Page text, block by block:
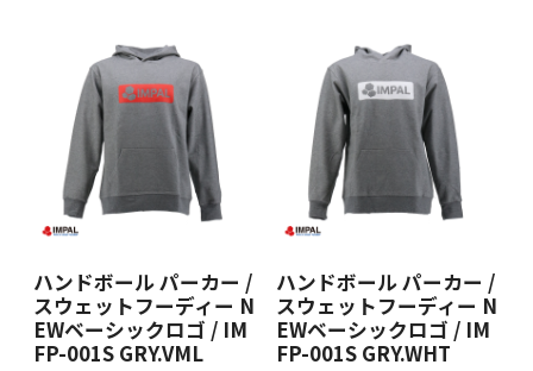
ハンドボール パーカー /
スウェットフーディー N
EWベーシックロゴ / IM
FP-001S GRY.VML
ハンドボール パーカー /
スウェットフーディー N
EWベーシックロゴ / IM
FP-001S GRY.WHT